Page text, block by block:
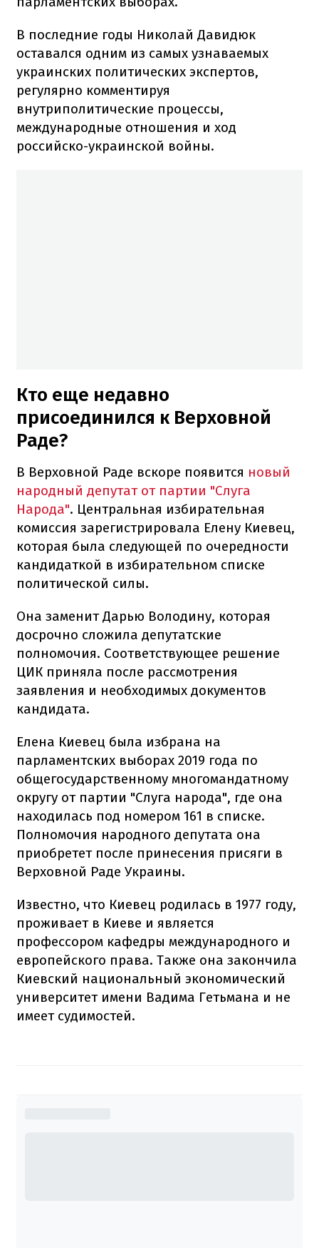
В последние годы Николай Давидюк
оставался одним из самых узнаваемых
украинских политических экспертов,
регулярно комментируя
внутриполитические процессы,
международные отношения и ход
российско-украинской войны.
Кто еще недавно
присоединился к Верховной
Раде?
В Верховной Раде вскоре появится новый
народный депутат от партии "Слуга
Народа". Центральная избирательная
комиссия зарегистрировала Елену Киевец,
которая была следующей по очередности
кандидаткой в избирательном списке
политической силы.
Она заменит Дарью Володину, которая
досрочно сложила депутатские
полномочия. Соответствующее решение
ЦИК приняла после рассмотрения
заявления и необходимых документов
кандидата.
Елена Киевец была избрана на
парламентских выборах 2019 года по
общегосударственному многомандатному
округу от партии "Слуга народа", где она
находилась под номером 161 в списке.
Полномочия народного депутата она
приобретет после принесения присяги в
Верховной Раде Украины.
Известно, что Киевец родилась в 1977 году,
проживает в Киеве и является
профессором кафедры международного и
европейского права. Также она закончила
Киевский национальный экономический
университет имени Вадима Гетьмана и не
имеет судимостей.